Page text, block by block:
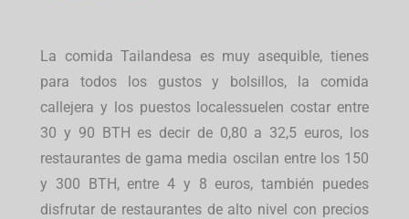
La comida Tailandesa es muy asequible, tienes
para todos los gustos y bolsillos, la comida
callejera y los puestos localessuelen costar entre
30 y 90 BTH es decir de 0,80 a 32,5 euros, los
restaurantes de gama media oscilan entre los 150
y 300 BTH, entre 4 y 8 euros, también puedes
disfrutar de restaurantes de alto nivel con precios